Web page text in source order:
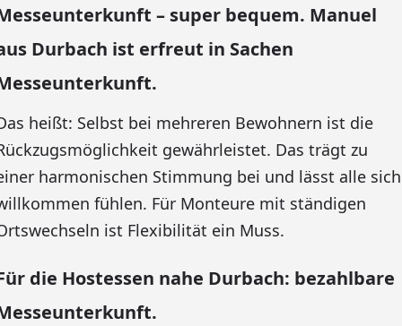
– super bequem. Manuel
Durbach ist erfreut in Sachen
heißt: Selbst bei mehreren Bewohnern ist die
gewährleistet. Das trägt zu
harmonischen Stimmung bei und lässt alle sich
fühlen. Für Monteure mit ständigen
ist Flexibilität ein Muss.
die Hostessen nahe Durbach: bezahlbare